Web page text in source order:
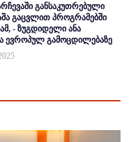
განსაკუთრებული
გაცვლით პროგრამებში
- ზუგდიდელი ანა
ევროპულ გამოცდილებაზე